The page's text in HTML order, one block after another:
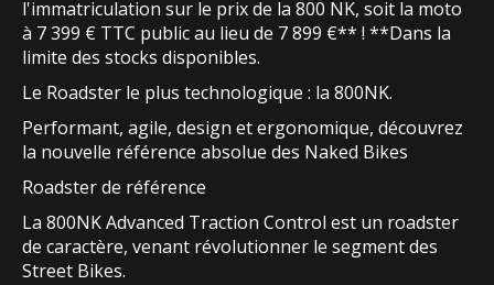
l'immatriculation sur le prix de la 800 NK, soit la moto
à 7 399 € TTC public au lieu de 7 899 €** ! **Dans la
limite des stocks disponibles.
Le Roadster le plus technologique : la 800NK.
Performant, agile, design et ergonomique, découvrez
la nouvelle référence absolue des Naked Bikes
Roadster de référence
La 800NK Advanced Traction Control est un roadster
de caractère, venant révolutionner le segment des
Street Bikes.